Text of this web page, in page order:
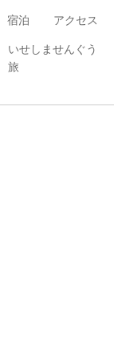
宿泊 アクセス
いせしませんぐう
旅